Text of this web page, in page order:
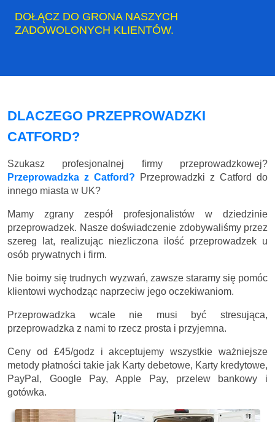
DOŁĄCZ DO GRONA NASZYCH
ZADOWOLONYCH KLIENTÓW.
DLACZEGO PRZEPROWADZKI
CATFORD?
Szukasz profesjonalnej firmy przeprowadzkowej?
Przeprowadzka z Catford? Przeprowadzki z Catford do
innego miasta w UK?
Mamy zgrany zespół profesjonalistów w dziedzinie
przeprowadzek. Nasze doświadczenie zdobywaliśmy przez
szereg lat, realizując niezliczona ilość przeprowadzek u
osób prywatnych i firm.
Nie boimy się trudnych wyzwań, zawsze staramy się pomóc
klientowi wychodząc naprzeciw jego oczekiwaniom.
Przeprowadzka wcale nie musi być stresująca,
przeprowadzka z nami to rzecz prosta i przyjemna.
Ceny od £45/godz i akceptujemy wszystkie ważniejsze
metody płatności takie jak Karty debetowe, Karty kredytowe,
PayPal, Google Pay, Apple Pay, przelew bankowy i
gotówka.